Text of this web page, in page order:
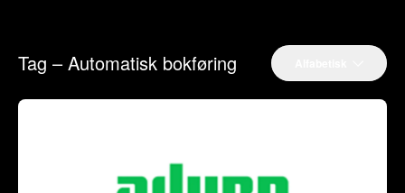
Tag – Automatisk bokføring